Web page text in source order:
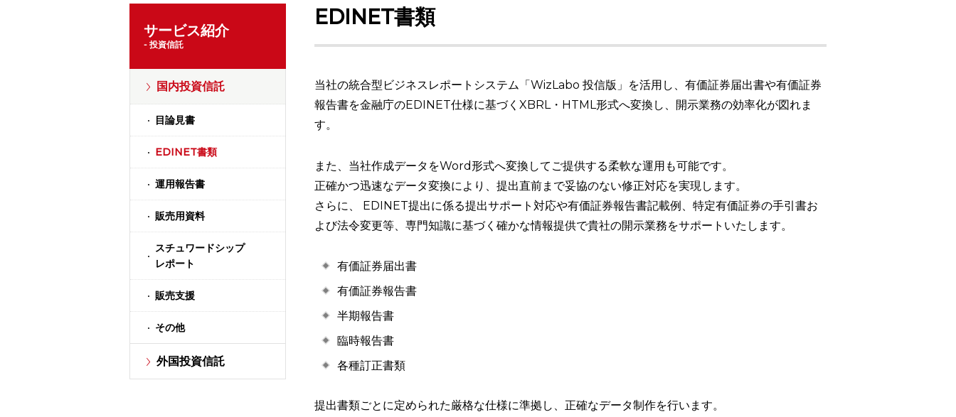
EDINET書類
当社の統合型ビジネスレポートシステム「WizLabo 投信版」を活用し、有価証券届出書や有価証券
報告書を金融庁のEDINET仕様に基づくXBRL・HTML形式へ変換し、開示業務の効率化が図れま
す。
また、当社作成データをWord形式へ変換してご提供する柔軟な運用も可能です。
正確かつ迅速なデータ変換により、提出直前まで妥協のない修正対応を実現します。
さらに、 EDINET提出に係る提出サポート対応や有価証券報告書記載例、特定有価証券の手引書お
よび法令変更等、専門知識に基づく確かな情報提供で貴社の開示業務をサポートいたします。
有価証券届出書
有価証券報告書
半期報告書
臨時報告書
各種訂正書類
提出書類ごとに定められた厳格な仕様に準拠し、正確なデータ制作を行います。
サービス紹介
- 投資信託
国内投資信託
目論見書
EDINET書類
運用報告書
販売用資料
スチュワードシップ
レポート
販売支援
その他
外国投資信託